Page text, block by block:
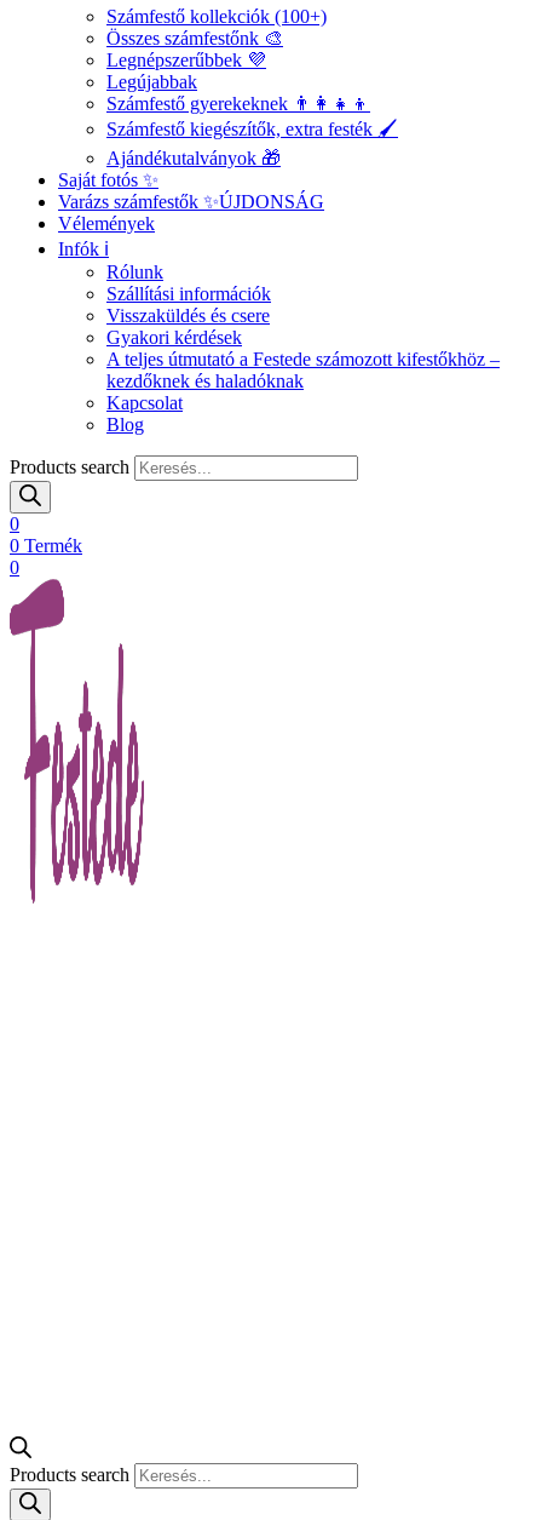
Számfestő kollekciók (100+)
Összes számfestőnk 🎨
Legnépszerűbbek 💜
Legújabbak
Számfestő gyerekeknek 👨‍👩‍👧‍👦
Számfestő kiegészítők, extra festék 🖌️
Ajándékutalványok 🎁
Saját fotós ✨
Varázs számfestők ✨ÚJDONSÁG
Vélemények
Infók ℹ️
Rólunk
Szállítási információk
Visszaküldés és csere
Gyakori kérdések
A teljes útmutató a Festede számozott kifestőkhöz –
kezdőknek és haladóknak
Kapcsolat
Blog
Products search
0
0 Termék
0
Products search